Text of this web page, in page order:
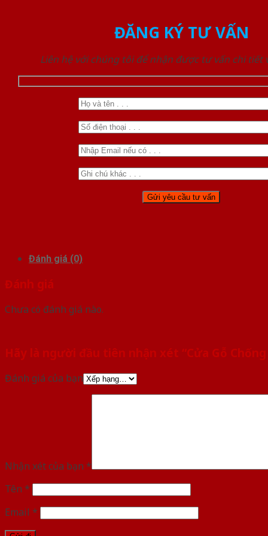
ĐĂNG KÝ TƯ VẤN
Liên hệ với chúng tôi để nhận được tư vấn chi tiết
Đánh giá (0)
Đánh giá
Chưa có đánh giá nào.
Hãy là người đầu tiên nhận xét “Cửa Gỗ Chống
Đánh giá của bạn
Nhận xét của bạn *
Tên *
Email *